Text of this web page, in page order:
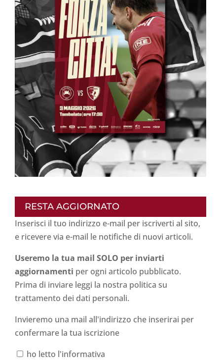
RESTA AGGIORNATO
Inserisci il tuo indirizzo e-mail per iscriverti al sito,
e ricevere via e-mail le notifiche di nuovi articoli.
Useremo la tua mail SOLO per inviarti
aggiornamenti per ogni articolo pubblicato.
Prima di inviare leggi la nostra politica su
trattamento dei dati personali.
Invieremo una mail all'indirizzo che inserirai per
confermare la tua iscrizione
ho letto l'informativa